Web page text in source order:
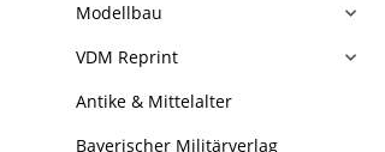
Modellbau
VDM Reprint
Antike & Mittelalter
Bayerischer Militärverlag